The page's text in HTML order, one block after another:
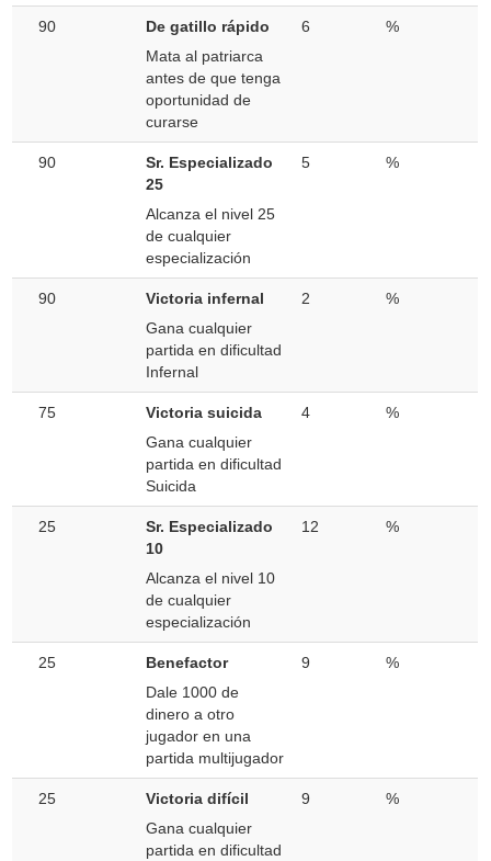
90
De gatillo rápido
Mata al patriarca
antes de que tenga
oportunidad de
curarse
6 %
90
Sr. Especializado
25
Alcanza el nivel 25
de cualquier
especialización
5 %
90
Victoria infernal
Gana cualquier
partida en dificultad
Infernal
2 %
75
Victoria suicida
Gana cualquier
partida en dificultad
Suicida
4 %
25
Sr. Especializado
10
Alcanza el nivel 10
de cualquier
especialización
12 %
25
Benefactor
Dale 1000 de
dinero a otro
jugador en una
partida multijugador
9 %
25
Victoria difícil
Gana cualquier
partida en dificultad
9 %